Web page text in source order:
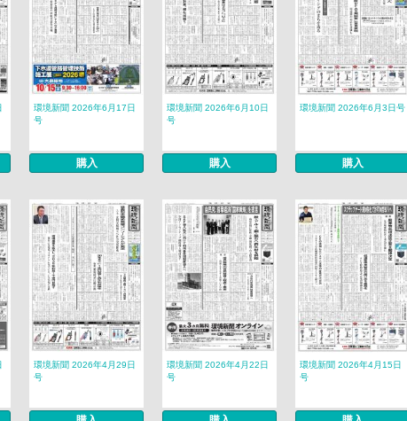
環境新聞 2026年6月17日
号
購入
環境新聞 2026年6月10日
号
購入
環境新聞 2026年6月3日号
購入
環境新聞 2026年4月29日
号
環境新聞 2026年4月22日
号
環境新聞 2026年4月15日
号